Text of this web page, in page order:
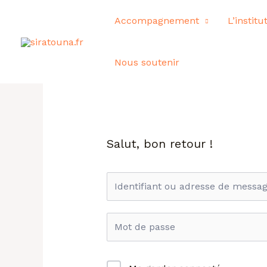
contenu
Accompagnement
Nous soutenir
Salut, bon retour !